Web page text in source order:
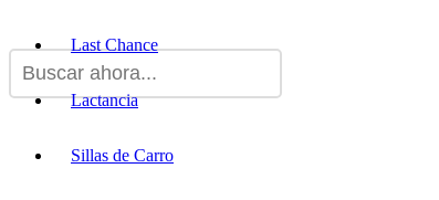
Last Chance
Lactancia
Sillas de Carro